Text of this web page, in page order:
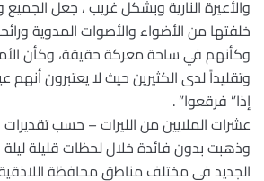
والأعيرة النارية وبشكل غريب ، جعل الجميع
خلفتها من الأضواء والأصوات المدوية
وكأنهم في ساحة معركة حقيقة، وكأن
وتقليداً لدى الكثيرين حيث لا يعتبرون أنهم
إذا” فرقعوا” .
عشرات الملايين من الليرات – حسب
وذهبت بدون فائدة خلال لحظات قليلة ليلة
الجديد في مختلف مناطق محافظة